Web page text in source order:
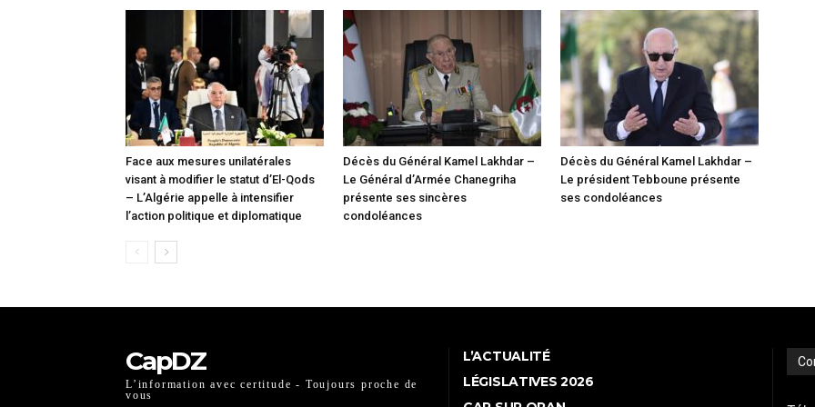
Face aux mesures unilatérales
visant à modifier le statut d’El-Qods
– L’Algérie appelle à intensifier
l’action politique et diplomatique
Décès du Général Kamel Lakhdar –
Le Général d’Armée Chanegriha
présente ses sincères
condoléances
Décès du Général Kamel Lakhdar –
Le président Tebboune présente
ses condoléances
CapDZ
L’information avec certitude - Toujours proche de
vous
L’ACTUALITÉ
LÉGISLATIVES 2026